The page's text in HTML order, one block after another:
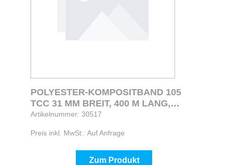
POLYESTER-KOMPOSITBAND 105
TCC 31 MM BREIT, 400 M LANG,
NICHT MHER LIEFERBAR WIRD
Artikelnummer: 30517
Preis inkl. MwSt.: Auf Anfrage
Zum Produkt